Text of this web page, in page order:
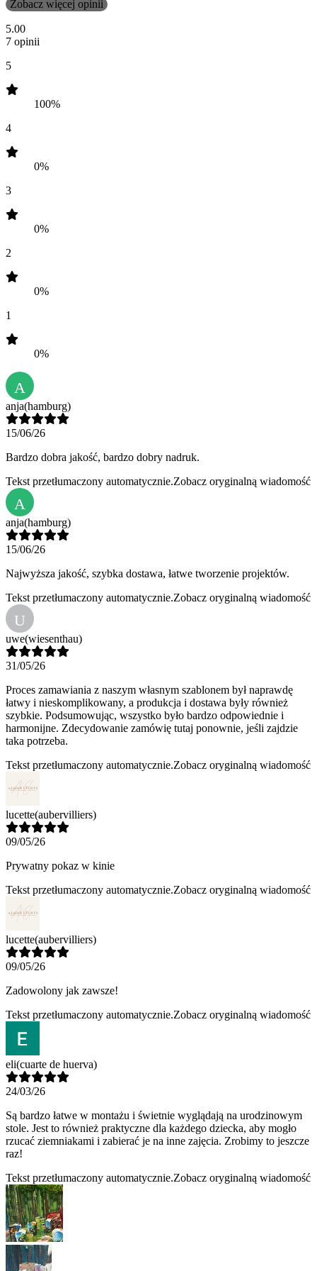
Zobacz więcej opinii
5.00
7 opinii
5
100%
4
0%
3
0%
2
0%
1
0%
A
anja(hamburg)
15/06/26
Bardzo dobra jakość, bardzo dobry nadruk.
Tekst przetłumaczony automatycznie.Zobacz oryginalną wiadomość
A
anja(hamburg)
15/06/26
Najwyższa jakość, szybka dostawa, łatwe tworzenie projektów.
Tekst przetłumaczony automatycznie.Zobacz oryginalną wiadomość
U
uwe(wiesenthau)
31/05/26
Proces zamawiania z naszym własnym szablonem był naprawdę
łatwy i nieskomplikowany, a produkcja i dostawa były również
szybkie. Podsumowując, wszystko było bardzo odpowiednie i
harmonijne. Zdecydowanie zamówię tutaj ponownie, jeśli zajdzie
taka potrzeba.
Tekst przetłumaczony automatycznie.Zobacz oryginalną wiadomość
lucette(aubervilliers)
09/05/26
Prywatny pokaz w kinie
Tekst przetłumaczony automatycznie.Zobacz oryginalną wiadomość
lucette(aubervilliers)
09/05/26
Zadowolony jak zawsze!
Tekst przetłumaczony automatycznie.Zobacz oryginalną wiadomość
eli(cuarte de huerva)
24/03/26
Są bardzo łatwe w montażu i świetnie wyglądają na urodzinowym
stole. Jest to również praktyczne dla każdego dziecka, aby mogło
rzucać ziemniakami i zabierać je na inne zajęcia. Zrobimy to jeszcze
raz!
Tekst przetłumaczony automatycznie.Zobacz oryginalną wiadomość